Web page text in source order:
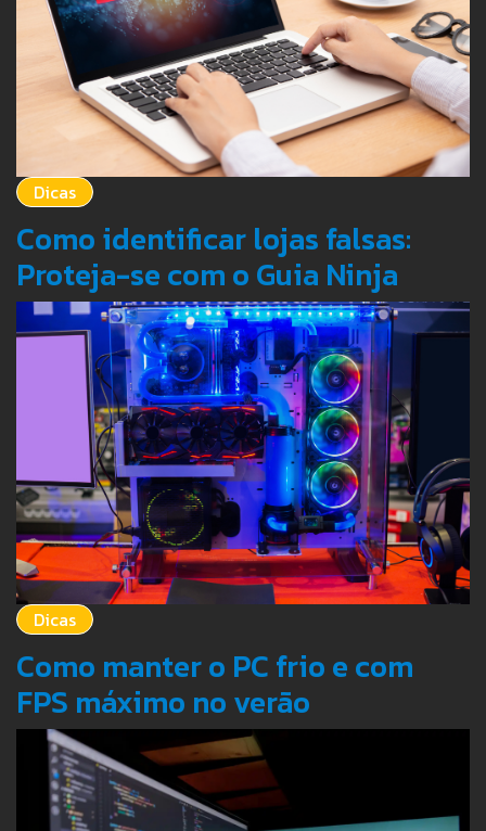
Dicas
Como identificar lojas falsas:
Proteja-se com o Guia Ninja
Dicas
Como manter o PC frio e com
FPS máximo no verão